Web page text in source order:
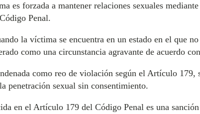
es forzada a mantener relaciones sexuales
Penal.
la víctima se encuentra en un estado en el que
como una circunstancia agravante de acuerdo
como reo de violación según el Artículo
penetración sexual sin consentimiento.
en el Artículo 179 del Código Penal es una